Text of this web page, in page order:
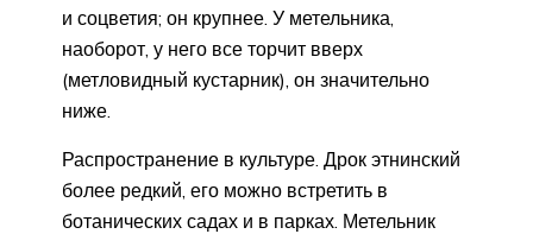
и соцветия; он крупнее. У метельника,
наоборот, у него все торчит вверх
(метловидный кустарник), он значительно
ниже.
Распространение в культуре. Дрок этнинский
более редкий, его можно встретить в
ботанических садах и в парках. Метельник